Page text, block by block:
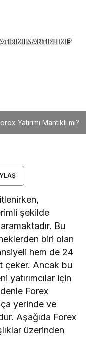
Yatırımı Mantıklı mı?
şekilde
Bu
biri olan
hem de 24
çeker. Ancak bu
yatırımcılar için
Forex
yerinde ve
Aşağıda Forex
üzerinden